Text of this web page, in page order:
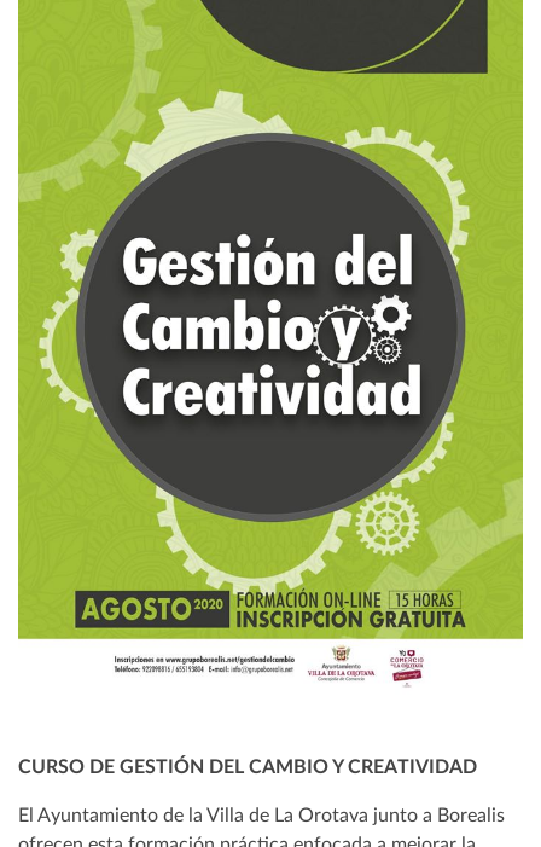
CURSO DE GESTIÓN DEL CAMBIO Y CREATIVIDAD
El Ayuntamiento de la Villa de La Orotava junto a Borealis